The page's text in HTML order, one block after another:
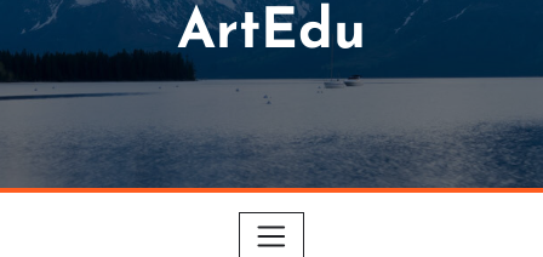
ArtEdu